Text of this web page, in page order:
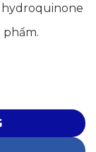
phẩm.